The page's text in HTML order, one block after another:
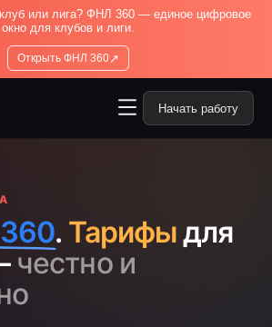
или лига? ФНЛ 360 — единое цифровое
окно для клубов и лиги.
Открыть ФНЛ 360↗
Начать работу
. Тарифыдля
честно и